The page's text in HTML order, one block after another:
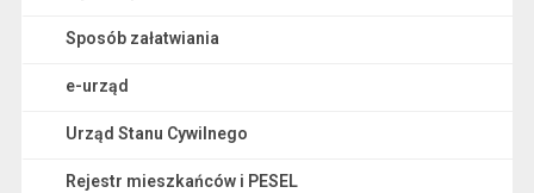
Sposób załatwiania
e-urząd
Urząd Stanu Cywilnego
Rejestr mieszkańców i PESEL